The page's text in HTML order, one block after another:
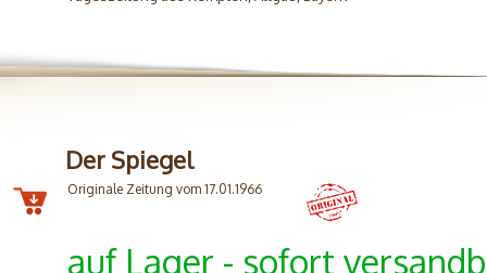
Der Spiegel
Originale Zeitung vom 17.01.1966
auf Lager - sofort